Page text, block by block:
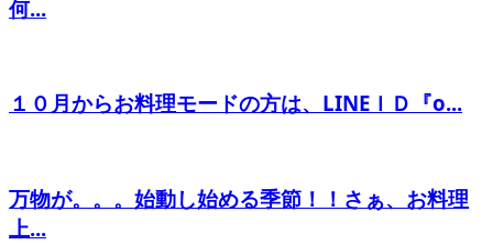
何...
１０月からお料理モードの方は、LINEＩＤ『o...
万物が。。。始動し始める季節！！さぁ、お料理
上...